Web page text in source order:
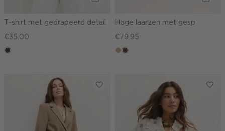
T-shirt met gedrapeerd detail
€35.00
choco
Hoge laarzen met gesp
€79.95
zanddonkerbruin